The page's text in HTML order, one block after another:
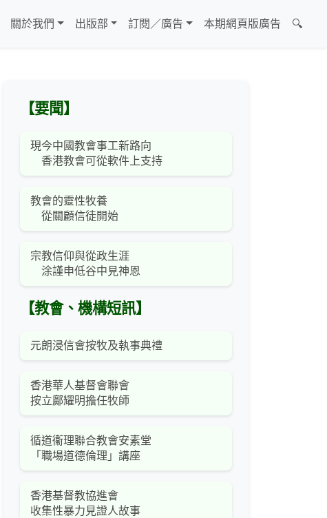
關於我們 出版部 訂閱／廣告 本期網頁版廣告 🔍
【要聞】
現今中國教會事工新路向
香港教會可從軟件上支持
教會的靈性牧養
從關顧信徒開始
宗教信仰與從政生涯
涂謹申低谷中見神恩
【教會、機構短訊】
元朗浸信會按牧及執事典禮
香港華人基督會聯會
按立鄺耀明擔任牧師
循道衞理聯合教會安素堂
「職場道德倫理」講座
香港基督教協進會
收集性暴力見證人故事